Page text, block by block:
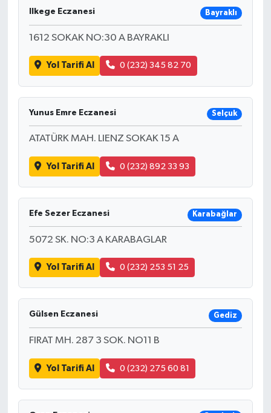
Ilkege Eczanesi Bayraklı
1612 SOKAK NO:30 A BAYRAKLI
Yol Tarifi Al 0 (232) 345 82 70
Yunus Emre Eczanesi Selçuk
ATATÜRK MAH. LIENZ SOKAK 15 A
Yol Tarifi Al 0 (232) 892 33 93
Efe Sezer Eczanesi Karabağlar
5072 SK. NO:3 A KARABAGLAR
Yol Tarifi Al 0 (232) 253 51 25
Gülsen Eczanesi Gediz
FIRAT MH. 287 3 SOK. NO11 B
Yol Tarifi Al 0 (232) 275 60 81